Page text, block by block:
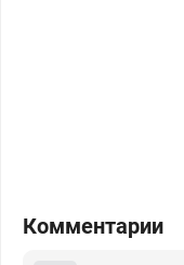
Комментарии